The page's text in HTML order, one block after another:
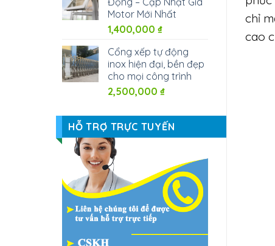
Motor Mới Nhất
1,400,000 ₫
Cổng xếp tự động
inox hiện đại, bền đẹp
cho mọi công trình
2,500,000 ₫
HỖ TRỢ TRỰC TUYẾN
chỉ
cao